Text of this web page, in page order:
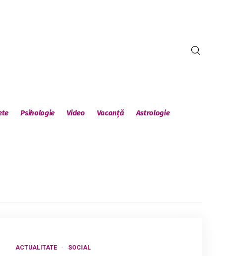
Psihologie Video Vacanță Astrologie
ACTUALITATE SOCIAL